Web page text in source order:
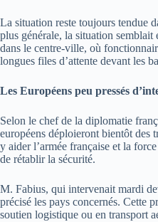
La situation reste toujours tendue
plus générale, la situation
dans le centre-ville, où
longues files d’attente devant les
Les Européens peu pressés
Selon le chef de la diplomatie
européens déploieront bientôt des
y aider l’armée française et la
de rétablir la sécurité.
M. Fabius, qui intervenait mardi
précisé les pays concernés. Cette
soutien logistique ou en transport